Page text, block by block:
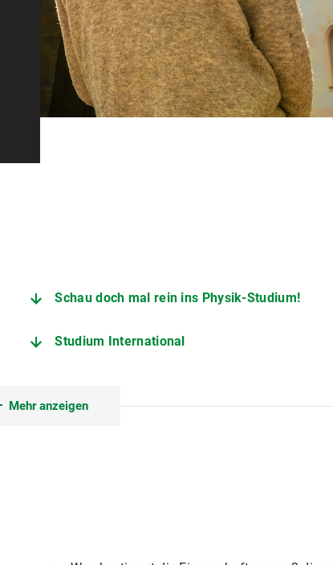
Schau doch mal rein ins Physik-Studium!
Studium International
Mehr anzeigen